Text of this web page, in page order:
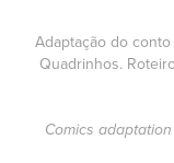
Adaptação do
Quadrinhos.
Comics